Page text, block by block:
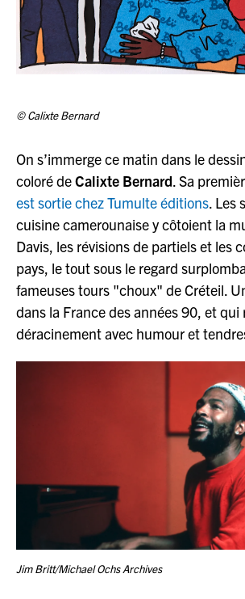
© Calixte Bernard
On s’immerge ce matin dans le
coloré deCalixte Bernard . Sa
est sortie chez Tumulte éditions .
cuisine camerounaise y côtoient la
Davis, les révisions de partiels et les
pays, le tout sous le regard
fameuses tours "choux" de Créteil.
dans la France des années 90, et qui
déracinement avec humour et
Jim Britt/Michael Ochs Archives